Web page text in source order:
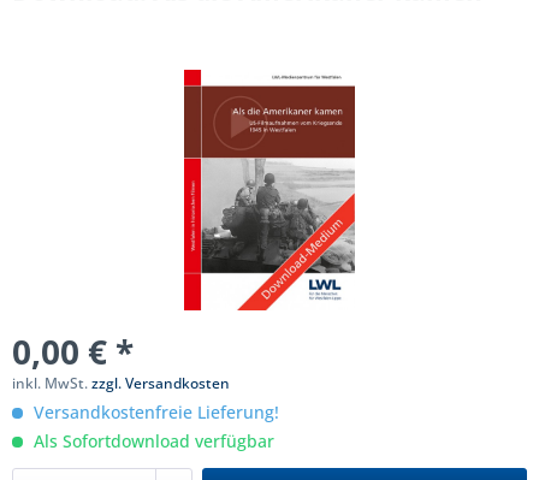
0,00 € *
inkl. MwSt.zzgl. Versandkosten
Versandkostenfreie Lieferung!
Als Sofortdownload verfügbar